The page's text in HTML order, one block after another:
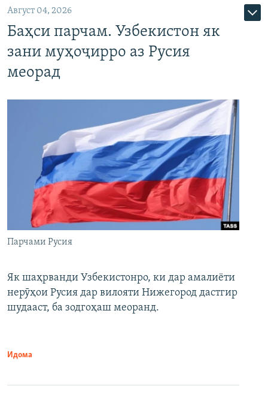
Август 04, 2026
Баҳси парчам. Узбекистон як
зани муҳоҷирро аз Русия
меорад
Парчами Русия
Як шаҳрванди Узбекистонро, ки дар амалиёти
нерӯҳои Русия дар вилояти Нижегород дастгир
шудааст, ба зодгоҳаш меоранд.
Идома